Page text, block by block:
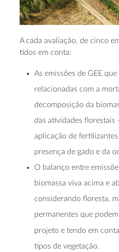
A cada avaliação, de cinco
tidos em conta:
As emissões de GEE
relacionadas com a
decomposição da
das atividades florestais
aplicação de
presença de gado e da
O balanço entre
biomassa viva acima e
considerando floresta,
permanentes que
projeto e tendo em
tipos de vegetação.